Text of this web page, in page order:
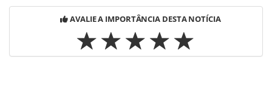
AVALIE A IMPORTÂNCIA DESTA NOTÍCIA